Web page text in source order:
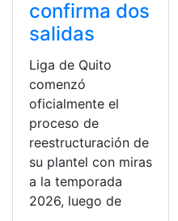
confirma dos
salidas
Liga de Quito
comenzó
oficialmente el
proceso de
reestructuración de
su plantel con miras
a la temporada
2026, luego de